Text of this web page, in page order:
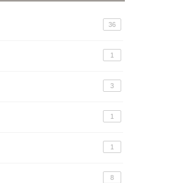
36
1
3
1
1
8